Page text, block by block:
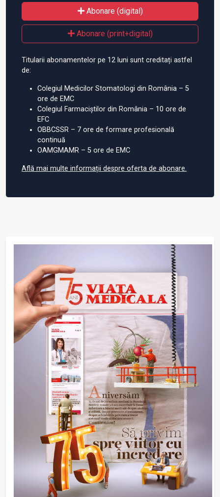
Abonare (digital)
Abonare (print+digital)
Titularii abonamentelor pe 12 luni sunt creditați astfel
de:
Colegiul Medicilor Stomatologi din România – 5
ore de EMC
Colegiul Farmaciștilor din România – 10 ore de
EFC
OBBCSSR – 7 ore de formare profesională
continuă
OAMGMAMR – 5 ore de EMC
Află mai multe informații despre oferta de abonare.